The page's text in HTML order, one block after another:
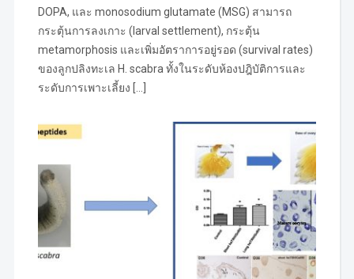
DOPA, และ monosodium glutamate (MSG) สามารถ
กระตุ้นการลงเกาะ (larval settlement), กระตุ้น
metamorphosis และเพิ่มอัตราการอยู่รอด (survival rates)
ของลูกปลิงทะเล H. scabra ทั้งในระดับห้องปฎิบัติการและ
ระดับการเพาะเลี้ยง […]